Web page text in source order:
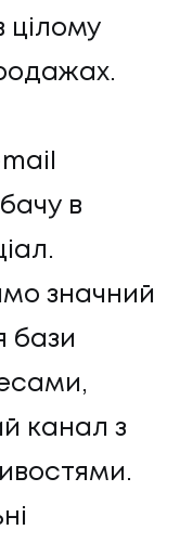
цілому
в
значний
бази
канал з